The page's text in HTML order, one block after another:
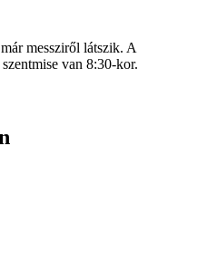
messziről látszik. A
van 8:30-kor.